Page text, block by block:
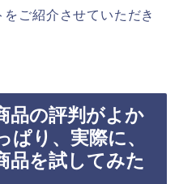
ご紹介させていただき
品の評判がよか
ぱり、実際に、
品を試してみた